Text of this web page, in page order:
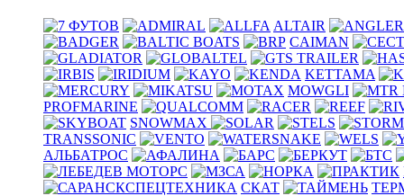
ALTAIR
CAIMAN
KETTAMA
MOWGLI
PROFMARINE
SNOWMAX
TRANSSONIC
АЛЬБАТРОС
СКАТ